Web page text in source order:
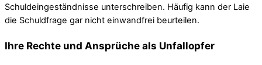
Schuldeingeständnisse unterschreiben. Häufig kann der Laie
die Schuldfrage gar nicht einwandfrei beurteilen.
Ihre Rechte und Ansprüche als Unfallopfer